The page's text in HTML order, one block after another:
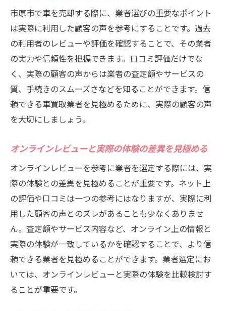
市原市で車を売却する際に、業者選びの重要なポイント
は実際に利用した顧客の声を参考にすることです。過去
の利用者のレビューや評価を確認することで、その業者
の実力や信頼性を把握できます。口コミ評価だけでな
く、実際の顧客の声からは業者の査定額やサービスの
質、手続きのスムーズさなどを知ることができます。信
頼できる車買取業者を見極めるために、実際の顧客の声
を大切にしましょう。
オンラインレビューと実際の体験の差異を見極める
オンラインレビューを参考に業者を選定する際には、実
際の体験との差異を見極めることが重要です。ネット上
の評価や口コミは一つの参考にはなりますが、実際に利
用した顧客の声とのズレがあることも少なくありませ
ん。査定額やサービス内容など、オンライン上の情報と
実際の体験が一致しているかを確認することで、より信
頼できる業者を見極めることができます。業者選定にお
いては、オンラインレビューと実際の体験を比較検討す
ることが重要です。